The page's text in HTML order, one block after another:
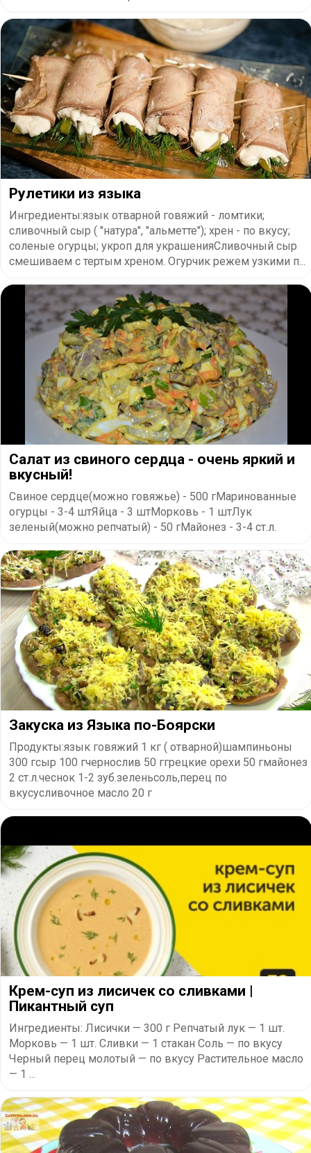
Рулетики из языка
Ингредиенты:язык отварной говяжий - ломтики;
сливочный сыр ( "натура", "альметте"); хрен - по вкусу;
соленые огурцы; укроп для украшенияСливочный сыр
смешиваем с тертым хреном. Огурчик режем узкими п...
Салат из свиного сердца - очень яркий и
вкусный!
Свиное сердце(можно говяжье) - 500 гМаринованные
огурцы - 3-4 штЯйца - 3 штМорковь - 1 штЛук
зеленый(можно репчатый) - 50 гМайонез - 3-4 ст.л.
Закуска из Языка по-Боярски
Продукты:язык говяжий 1 кг ( отварной)шампиньоны
300 гсыр 100 гчернослив 50 ггрецкие орехи 50 гмайонез
2 ст.л.чеснок 1-2 зуб.зеленьсоль,перец по
вкусусливочное масло 20 г
Крем-суп из лисичек со сливками |
Пикантный суп
Ингредиенты: Лисички — 300 г Репчатый лук — 1 шт.
Морковь — 1 шт. Сливки — 1 стакан Соль — по вкусу
Черный перец молотый — по вкусу Растительное масло
— 1 ...